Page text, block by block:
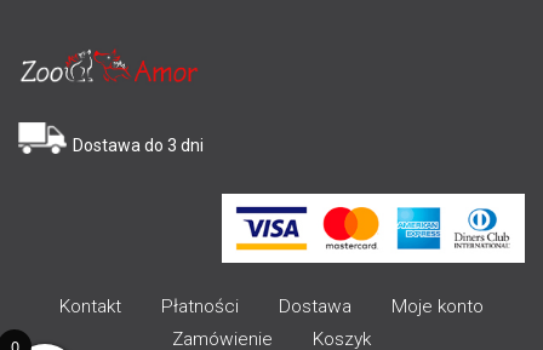
Dostawa do 3 dni
Kontakt Płatności Dostawa
Moje konto
Zamówienie
Koszyk